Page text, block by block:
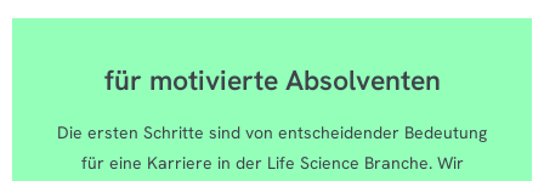
für motivierte Absolventen
Die ersten Schritte sind von entscheidender Bedeutung
für eine Karriere in der Life Science Branche. Wir